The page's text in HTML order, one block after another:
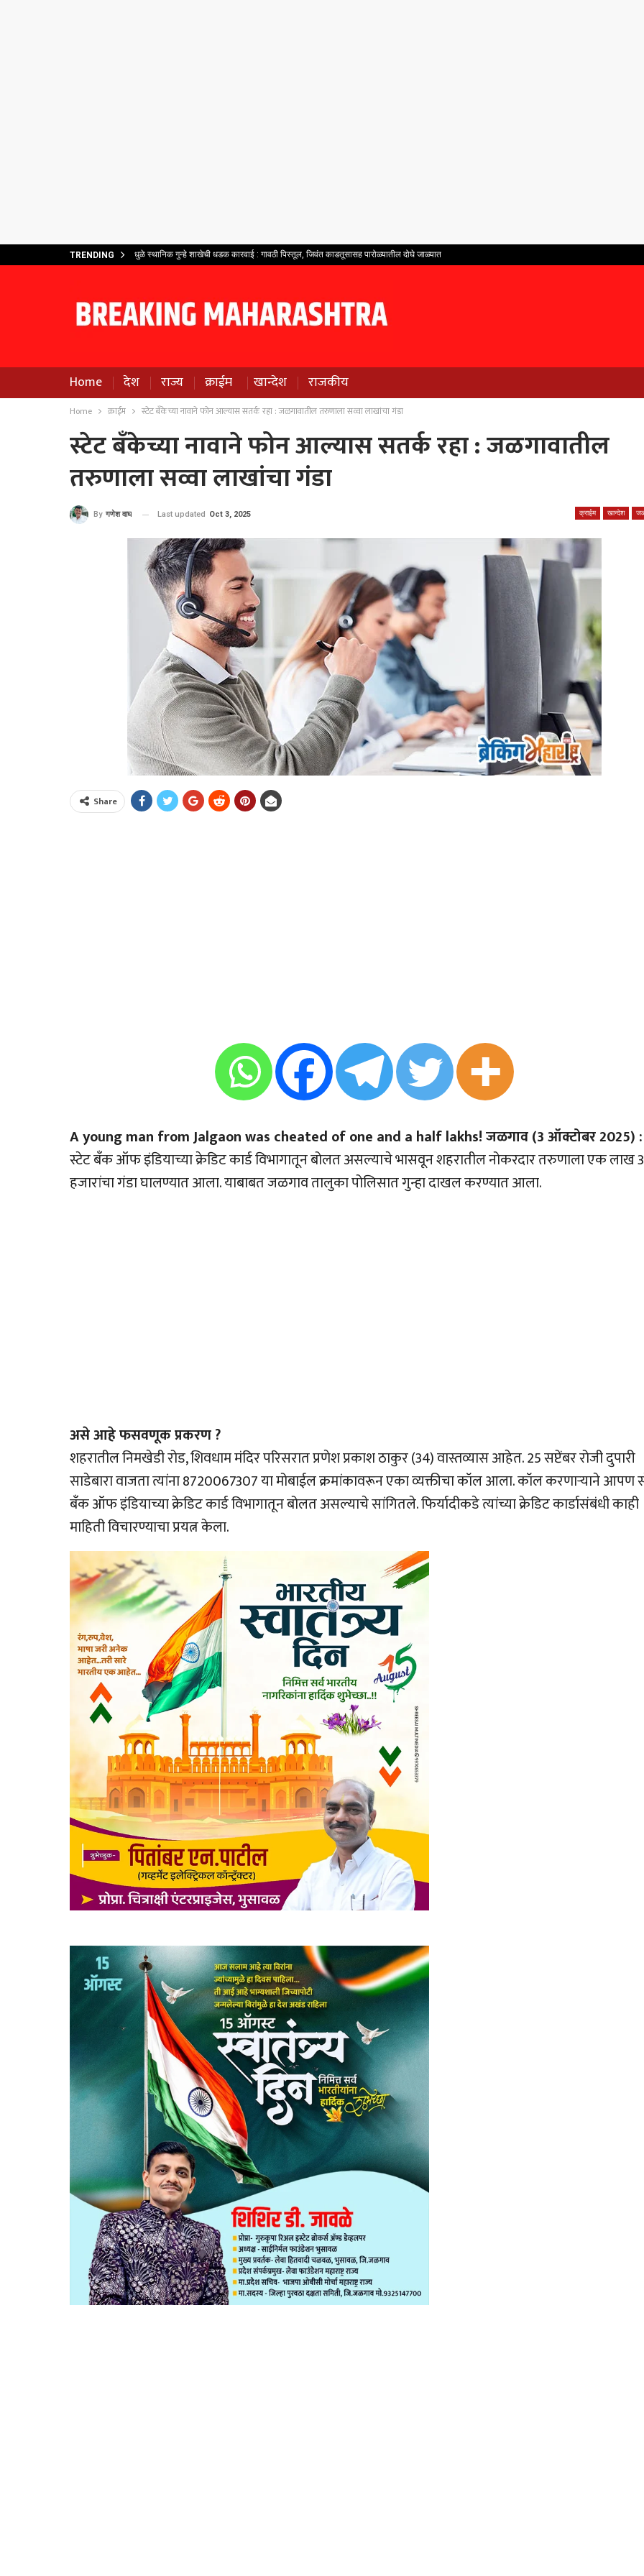
TRENDING धुळे स्थानिक गुन्हे शाखेची धडक कारवाई : गावठी पिस्तूल, जिवंत काडतूसासह पारोळ्यातील दोघे जाळ्यात
Home देश राज्य क्राईम खान्देश राजकीय
Home क्राईम स्टेट बँकेच्या नावाने फोन आल्यास सतर्क रहा : जळगावातील तरुणाला सव्वा लाखांचा गंडा
स्टेट बँकेच्या नावाने फोन आल्यास सतर्क रहा : जळगावातील
तरुणाला सव्वा लाखांचा गंडा
क्राईम खान्देश
By गणेश वाघ Last updated Oct 3, 2025
Share
A young man from Jalgaon was cheated of one and a half lakhs! जळगाव (3 ऑक्टोबर 2025) :
स्टेट बँक ऑफ इंडियाच्या क्रेडिट कार्ड विभागातून बोलत असल्याचे भासवून शहरातील नोकरदार तरुणाला एक लाख
हजारांचा गंडा घालण्यात आला. याबाबत जळगाव तालुका पोलिसात गुन्हा दाखल करण्यात आला.
असे आहे फसवणूक प्रकरण ?
शहरातील निमखेडी रोड, शिवधाम मंदिर परिसरात प्रणेश प्रकाश ठाकुर (34) वास्तव्यास आहेत. 25 सप्टेंबर रोजी दुपारी
साडेबारा वाजता त्यांना 8720067307 या मोबाईल क्रमांकावरून एका व्यक्तीचा कॉल आला. कॉल करणार्‍याने आपण
बँक ऑफ इंडियाच्या क्रेडिट कार्ड विभागातून बोलत असल्याचे सांगितले. फिर्यादीकडे त्यांच्या क्रेडिट कार्डासंबंधी काही
माहिती विचारण्याचा प्रयत्न केला.